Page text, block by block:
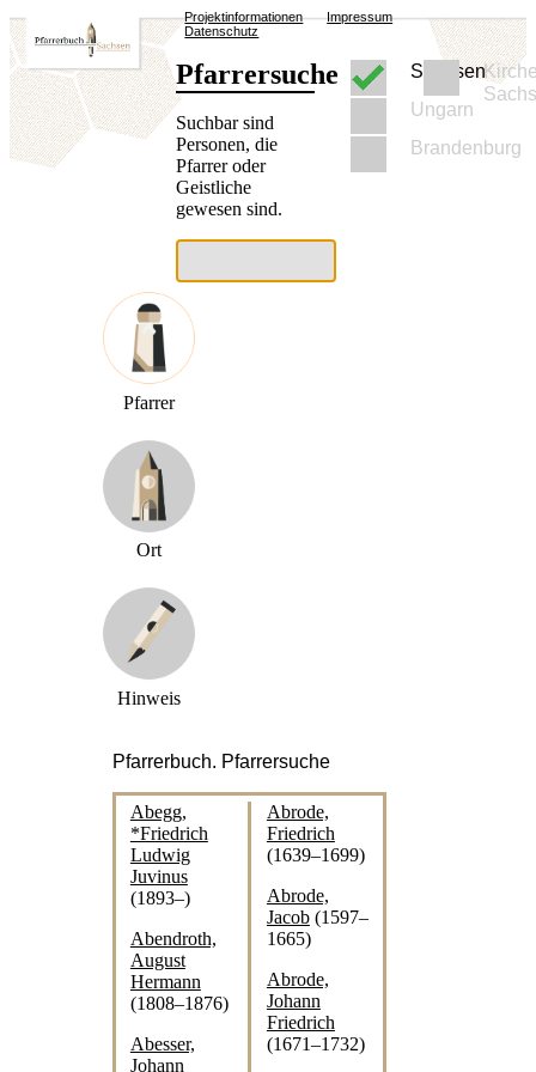
Projektinformationen
Impressum
Datenschutz
Pfarrersuche
Suchbar sind
Personen, die
Pfarrer oder
Geistliche
gewesen sind.
Sachsen
Ungarn
Brandenburg
Pfarrer
Ort
Hinweis
Pfarrerbuch. Pfarrersuche
Abegg,
*Friedrich
Ludwig
Juvinus
(1893‒)
Abendroth,
August
Hermann
(1808‒1876)
Abesser,
Johann
Abrode,
Friedrich
(1639‒1699)
Abrode,
Jacob(1597‒
1665)
Abrode,
Johann
Friedrich
(1671‒1732)